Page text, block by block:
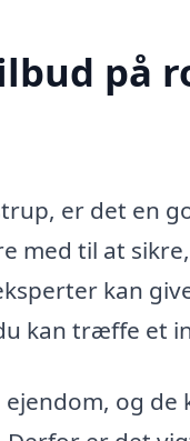
på
er det en
med til at
kan
kan træffe et
og de